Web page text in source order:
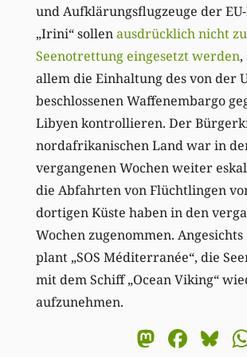
und Aufklärungsflugzeuge der
„Irini“ sollenausdrücklich nicht
Seenotrettung eingesetzt werden,
allem die Einhaltung des von der
beschlossenen Waffenembargo
Libyen kontrollieren. Der
nordafrikanischen Land war in
vergangenen Wochen weiter
die Abfahrten von Flüchtlingen
dortigen Küste haben in den
Wochen zugenommen. Angesichts
plant „SOS Méditerranée“, die
mit dem Schiff „Ocean Viking“
aufzunehmen.